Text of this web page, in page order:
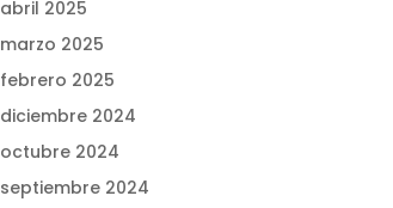
abril 2025
marzo 2025
febrero 2025
diciembre 2024
octubre 2024
septiembre 2024